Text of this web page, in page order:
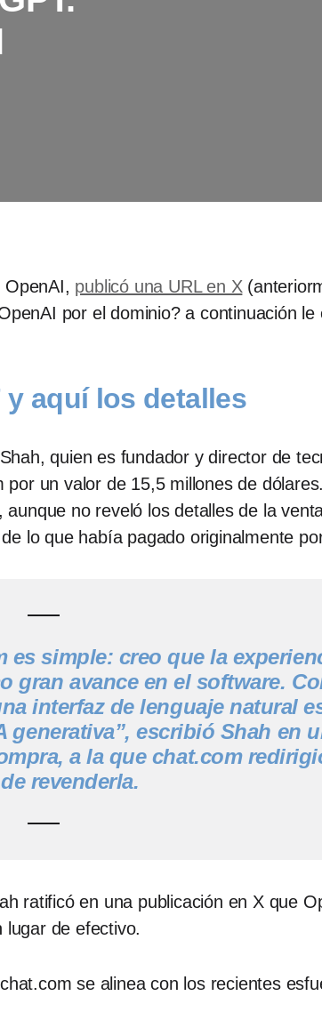
OpenAI, publicó una URL en X
por el dominio? a continuación
y aquí los detalles
quien es fundador y director de
un valor de 15,5 millones de
no reveló los detalles de la
lo que había pagado originalmente
es simple: creo que la
gran avance en el software.
interfaz de lenguaje natural
escribió Shah en
a la que chat.com
revenderla.
ratificó en una publicación en X que
lugar de efectivo.
se alinea con los recientes